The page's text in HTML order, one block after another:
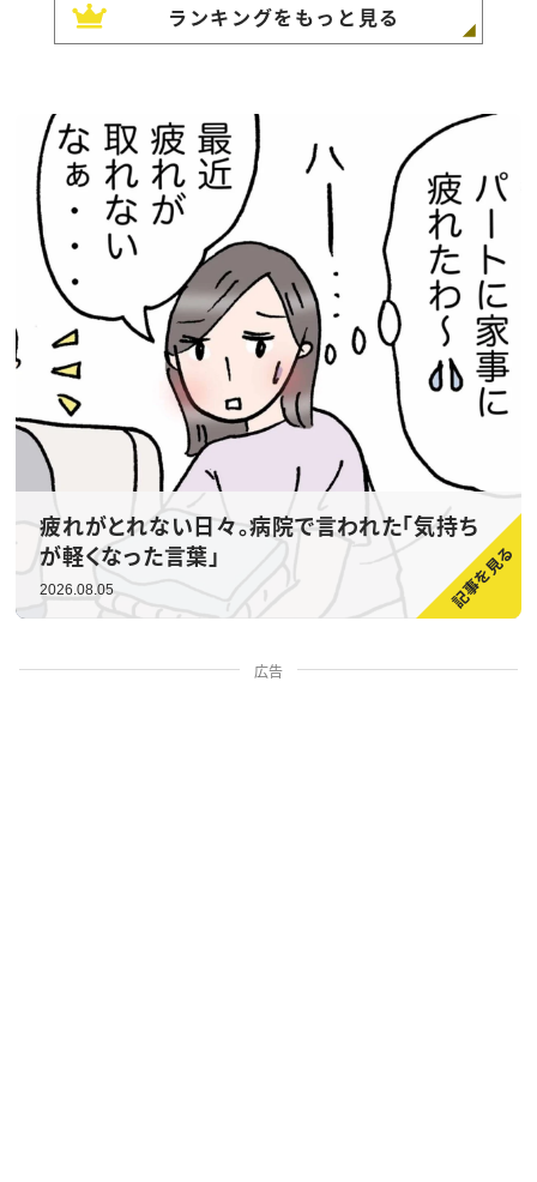
ランキングをもっと見る
疲れがとれない日々。病院で言われた「気持ち
が軽くなった言葉」
2026.08.05
広告